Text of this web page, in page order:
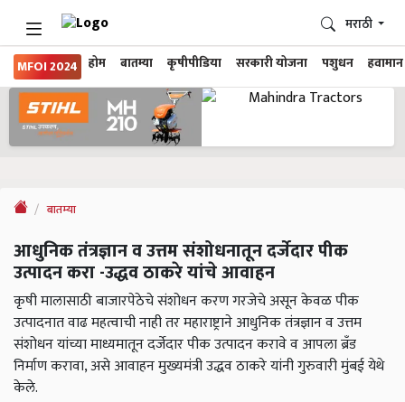
MFOI 2024 होम बातम्या कृषीपीडिया सरकारी योजना पशुधन हवामान
मराठी
बातम्या
आधुनिक तंत्रज्ञान व उत्तम संशोधनातून दर्जेदार पीक
उत्पादन करा -उद्धव ठाकरे यांचे आवाहन
कृषी मालासाठी बाजारपेठेचे संशोधन करण गरजेचे असून केवळ पीक
उत्पादनात वाढ महत्वाची नाही तर महाराष्ट्राने आधुनिक तंत्रज्ञान व उत्तम
संशोधन यांच्या माध्यमातून दर्जेदार पीक उत्पादन करावे व आपला ब्रँड
निर्माण करावा, असे आवाहन मुख्यमंत्री उद्धव ठाकरे यांनी गुरुवारी मुंबई येथे
केले.